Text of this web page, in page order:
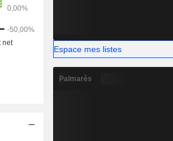
Espace mes listes
Palmarès